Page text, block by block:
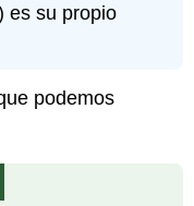
es su propio
podemos